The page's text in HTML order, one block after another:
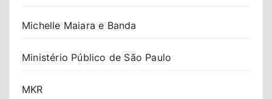
Michelle Maiara e Banda
Ministério Público de São Paulo
MKR